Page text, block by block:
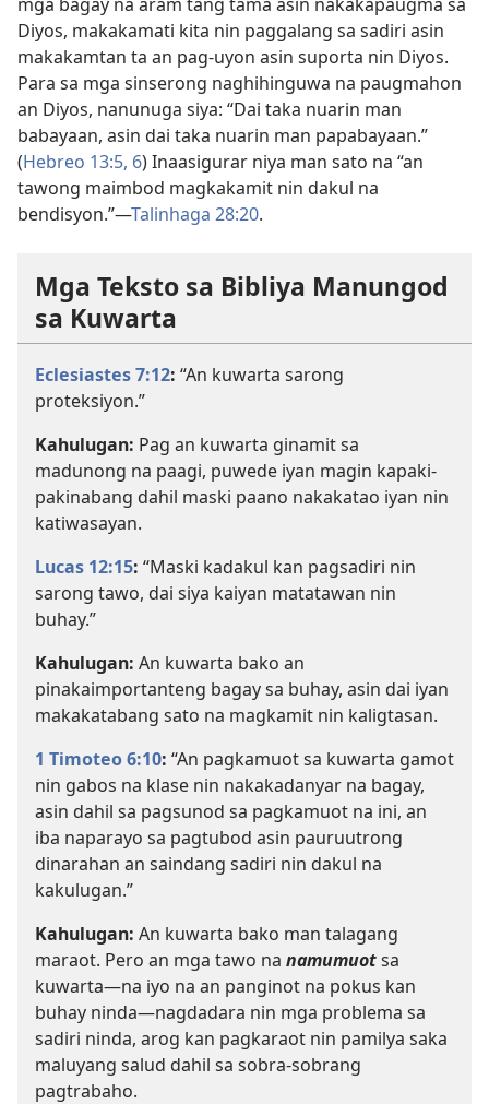
Diyos, makakamati kita nin paggalang sa sadiri asin
makakamtan ta an pag-uyon asin suporta nin Diyos.
Para sa mga sinserong naghihinguwa na paugmahon
an Diyos, nanunuga siya: “Dai taka nuarin man
babayaan, asin dai taka nuarin man papabayaan.”
(Hebreo 13:5, 6) Inaasigurar niya man sato na “an
tawong maimbod magkakamit nin dakul na
bendisyon.”—Talinhaga 28:20.
Mga Teksto sa Bibliya Manungod
sa Kuwarta
Eclesiastes 7:12: “An kuwarta sarong
proteksiyon.”
Kahulugan: Pag an kuwarta ginamit sa
madunong na paagi, puwede iyan magin kapaki-
pakinabang dahil maski paano nakakatao iyan nin
katiwasayan.
Lucas 12:15: “Maski kadakul kan pagsadiri nin
sarong tawo, dai siya kaiyan matatawan nin
buhay.”
Kahulugan: An kuwarta bako an
pinakaimportanteng bagay sa buhay, asin dai iyan
makakatabang sato na magkamit nin kaligtasan.
1 Timoteo 6:10: “An pagkamuot sa kuwarta gamot
nin gabos na klase nin nakakadanyar na bagay,
asin dahil sa pagsunod sa pagkamuot na ini, an
iba naparayo sa pagtubod asin pauruutrong
dinarahan an saindang sadiri nin dakul na
kakulugan.”
Kahulugan: An kuwarta bako man talagang
maraot. Pero an mga tawo na namumuotsa
kuwarta—na iyo na an panginot na pokus kan
buhay ninda—nagdadara nin mga problema sa
sadiri ninda, arog kan pagkaraot nin pamilya saka
maluyang salud dahil sa sobra-sobrang
pagtrabaho.